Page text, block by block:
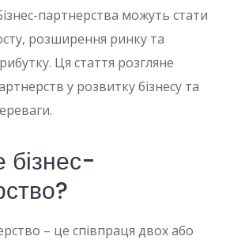
партнерства можуть стати
розширення ринку та
Ця стаття розгляне
у розвитку бізнесу та
бізнес-
– це співпраця двох або